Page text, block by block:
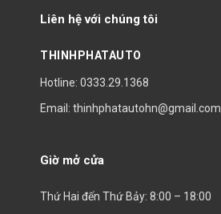
Liên hệ với chúng tôi
THINHPHATAUTO
Hotline: 0333.29.1368
Email: thinhphatautohn@gmail.com
Giờ mở cửa
Thứ Hai đến Thứ Bảy: 8:00 – 18:00